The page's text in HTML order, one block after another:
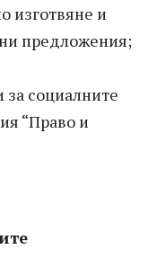
изготвяне и
предложения;
социалните
“Право и